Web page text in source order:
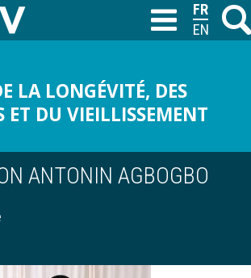
M
LA LONGÉVITÉ, DES
ET DU VIEILLISSEMENT
T
ANTONIN AGBOGBO
ENGLISH